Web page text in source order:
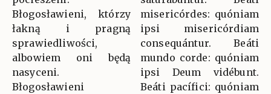
Błogosławieni, którzy
łakną i pragną
sprawiedliwości,
albowiem oni będą
nasyceni.
Błogosławieni
misericórdes: quóniam
ipsi misericórdiam
consequántur. Beáti
mundo corde: quóniam
ipsi Deum vidébunt.
Beáti pacífici: quóniam